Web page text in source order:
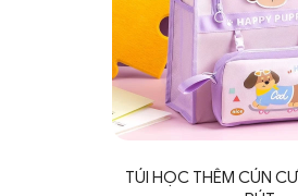
TÚI HỌC THÊM CÚN